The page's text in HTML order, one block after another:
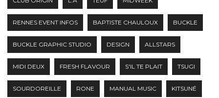
RENNES EVENT INFOS BAPTISTE CHAULOUX BUCKLE
BUCKLE GRAPHIC STUDIO DESIGN ALLSTARS
MIDI DEUX FRESH FLAVOUR S'IL TE PLAIT TSUGI
SOURDOREILLE RONE MANUAL MUSIC KITSUNÉ